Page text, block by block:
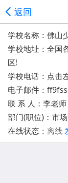
返回
学校名称：佛山
学校地址： 全国
区!
学校电话：点击
电子邮件：
联 系 人：李老师
部门(职位)：市
在线状态： 离线